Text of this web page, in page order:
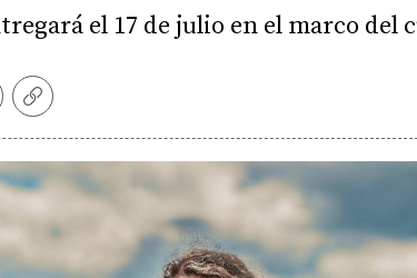
el 17 de julio en el marco
Copiar